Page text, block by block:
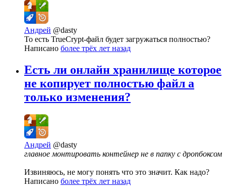
Андрей @dasty
То есть TrueCrypt-файл будет загружаться полностью?
Написано более трёх лет назад
Есть ли онлайн хранилище которое
не копирует полностью файл а
только изменения?
Андрей @dasty
главное монтировать контейнер не в папку с дропбоксом
Извиняюсь, не могу понять что это значит. Как надо?
Написано более трёх лет назад